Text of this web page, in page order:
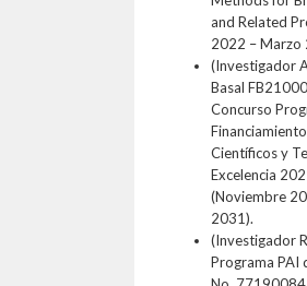
and Related
2022 – Marzo
(Investigador
Basal
Concurso
Científicos y
Excelencia
(Noviembre
2031).
(Investigador
Programa PAI